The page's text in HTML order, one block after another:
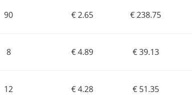
90 € 2.65 € 238.75
8 € 4.89 € 39.13
12 € 4.28 € 51.35